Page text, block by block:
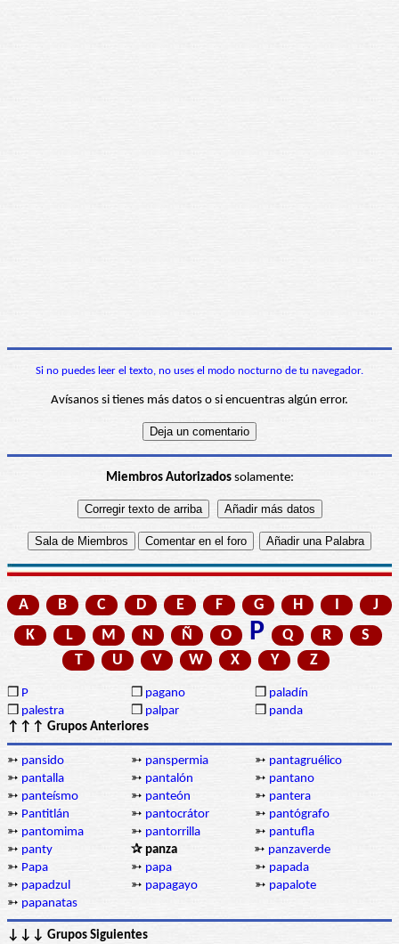
Si no puedes leer el texto, no uses el modo nocturno de tu navegador.
Avísanos si tienes más datos o si encuentras algún error.
Miembros Autorizadossolamente:
A B C D E F G H I
J
K
L M N Ñ O P Q R
S
T
U V W X Y Z
❒ P ❒ pagano ❒ paladín
❒ palestra ❒ palpar ❒ panda
↑↑↑ Grupos Anteriores
➳ pansido ➳ panspermia ➳ pantagruélico
➳ pantalla ➳ pantalón ➳ pantano
➳ panteísmo ➳ panteón ➳ pantera
➳ Pantitlán ➳ pantocrátor ➳ pantógrafo
➳ pantomima ➳ pantorrilla ➳ pantufla
➳ panty ✰ panza ➳ panzaverde
➳ Papa ➳ papa ➳ papada
➳ papadzul ➳ papagayo ➳ papalote
➳ papanatas
↓↓↓ Grupos Siguientes